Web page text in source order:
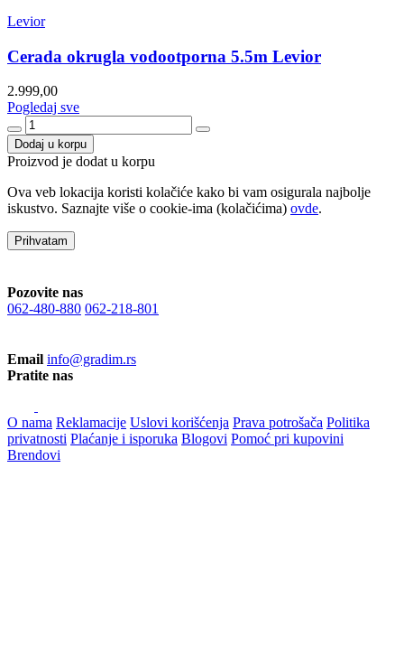
Levior
Cerada okrugla vodootporna 5.5m Levior
2.999,00
Pogledaj sve
Dodaj u korpu
Proizvod je dodat u korpu
Ova veb lokacija koristi kolačiće kako bi vam osigurala najbolje
iskustvo. Saznajte više o cookie-ima (kolačićima) ovde.
Prihvatam
Pozovite nas
062-480-880 062-218-801
Email info@gradim.rs
Pratite nas
O nama Reklamacije Uslovi korišćenja Prava potrošača Politika
privatnosti Plaćanje i isporuka Blogovi Pomoć pri kupovini
Brendovi